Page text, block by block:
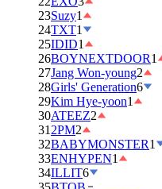
23Suzy1
24TXT1
25IDID1
26BOYNEXTDOOR1
27Jang Won-young2
28Girls' Generation6
29Kim Hye-yoon1
30ATEEZ2
31 2PM2
32BABYMONSTER1
33ENHYPEN1
34ILLIT6